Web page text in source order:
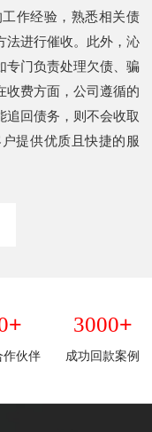
作经验，熟悉相关债
法进行催收。此外，沁
专门负责处理欠债、骗
收费方面，公司遵循的
追回债务，则不会收取
提供优质且快捷的服
+
作伙伴
3000+
成功回款案例